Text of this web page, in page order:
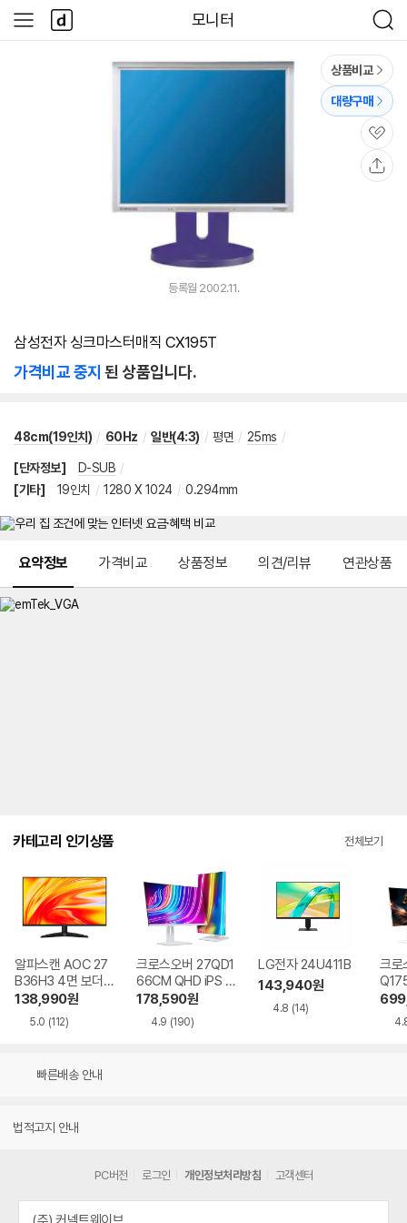
모니터
검
색
사
이
다
나
와
상품비교
대량구매
관
심
등록월 2002.11.
삼성전자 싱크마스터매직 CX195T
가격비교 중지 된 상품입니다.
48cm(19인치) / 60Hz / 일반(4:3) / 평면 / 25ms /
[단자정보] D-SUB /
[기타]
19인치 / 1280 X 1024 / 0.294mm
요약정보 가격비교 상품정보 의견/리뷰 연관상품
카테고리 인기상품 전체보기
알파스캔 AOC 27
B36H3 4면 보더리
스 IPS 120 시력보
호 무결점
138,990원
5.0 (112)
크로스오버 27QD1
66CM QHD iPS U
SB-C 화이트 Ai 멀
티스탠드
178,590원
4.9 (190)
LG전자 24U411B
143,940원
4.8 (14)
크로
Ai
빠른배송 안내
법적고지 안내
PC버전 로그인 개인정보처리방침 고객센터